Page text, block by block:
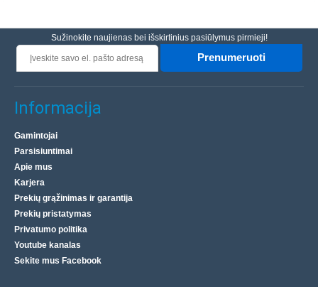
Sužinokite naujienas bei išskirtinius pasiūlymus pirmieji!
Prenumeruoti
Informacija
Gamintojai
Parsisiuntimai
Apie mus
Karjera
Prekių grąžinimas ir garantija
Prekių pristatymas
Privatumo politika
Youtube kanalas
Sekite mus Facebook